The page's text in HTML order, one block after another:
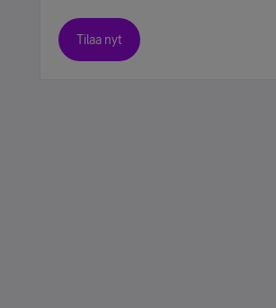
Tilaa nyt